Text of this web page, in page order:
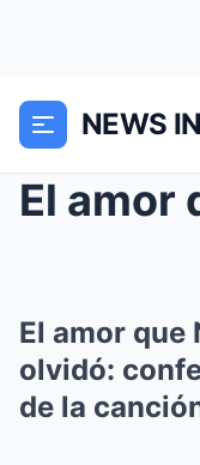
NEWS
El amor que
olvidó:
de la